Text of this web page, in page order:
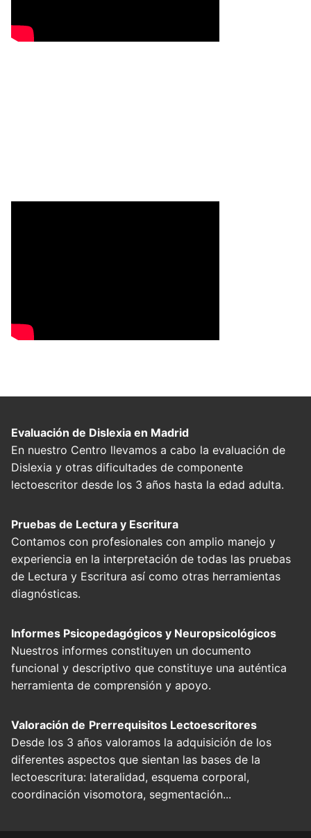
Evaluación de Dislexia en Madrid
En nuestro Centro llevamos a cabo la evaluación de
Dislexia y otras dificultades de componente
lectoescritor desde los 3 años hasta la edad adulta.
Pruebas de Lectura y Escritura
Contamos con profesionales con amplio manejo y
experiencia en la interpretación de todas las pruebas
de Lectura y Escritura así como otras herramientas
diagnósticas.
Informes Psicopedagógicos y Neuropsicológicos
Nuestros informes constituyen un documento
funcional y descriptivo que constituye una auténtica
herramienta de comprensión y apoyo.
Valoración de Prerrequisitos Lectoescritores
Desde los 3 años valoramos la adquisición de los
diferentes aspectos que sientan las bases de la
lectoescritura: lateralidad, esquema corporal,
coordinación visomotora, segmentación...